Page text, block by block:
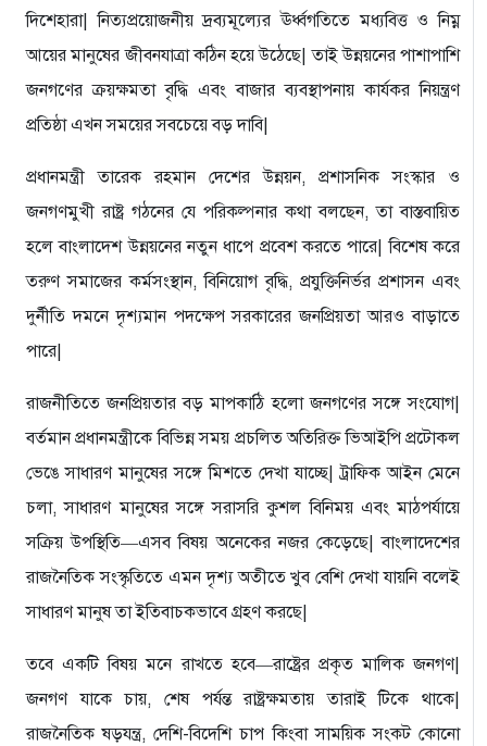
দিশেহারা| নিত্যপ্রয়োজনীয় দ্রব্যমূল্যের ঊর্ধ্বগতিতে মধ্যবিত্ত ও নিম্ন
আয়ের মানুষের জীবনযাত্রা কঠিন হয়ে উঠেছে| তাই উন্নয়নের পাশাপাশি
জনগণের ক্রয়ক্ষমতা বৃদ্ধি এবং বাজার ব্যবস্থাপনায় কার্যকর নিয়ন্ত্রণ
প্রতিষ্ঠা এখন সময়ের সবচেয়ে বড় দাবি|
প্রধানমন্ত্রী তারেক রহমান দেশের উন্নয়ন, প্রশাসনিক সংস্কার ও
জনগণমুখী রাষ্ট্র গঠনের যে পরিকল্পনার কথা বলছেন, তা বাস্তবায়িত
হলে বাংলাদেশ উন্নয়নের নতুন ধাপে প্রবেশ করতে পারে| বিশেষ করে
তরুণ সমাজের কর্মসংস্থান, বিনিয়োগ বৃদ্ধি, প্রযুক্তিনির্ভর প্রশাসন এবং
দুর্নীতি দমনে দৃশ্যমান পদক্ষেপ সরকারের জনপ্রিয়তা আরও বাড়াতে
পারে|
রাজনীতিতে জনপ্রিয়তার বড় মাপকাঠি হলো জনগণের সঙ্গে সংযোগ|
বর্তমান প্রধানমন্ত্রীকে বিভিন্ন সময় প্রচলিত অতিরিক্ত ভিআইপি প্রটোকল
ভেঙে সাধারণ মানুষের সঙ্গে মিশতে দেখা যাচ্ছে| ট্রাফিক আইন মেনে
চলা, সাধারণ মানুষের সঙ্গে সরাসরি কুশল বিনিময় এবং মাঠপর্যায়ে
সক্রিয় উপস্থিতি—এসব বিষয় অনেকের নজর কেড়েছে| বাংলাদেশের
রাজনৈতিক সংস্কৃতিতে এমন দৃশ্য অতীতে খুব বেশি দেখা যায়নি বলেই
সাধারণ মানুষ তা ইতিবাচকভাবে গ্রহণ করছে|
তবে একটি বিষয় মনে রাখতে হবে—রাষ্ট্রের প্রকৃত মালিক জনগণ|
জনগণ যাকে চায়, শেষ পর্যন্ত রাষ্ট্রক্ষমতায় তারাই টিকে থাকে|
রাজনৈতিক ষড়যন্ত্র, দেশি-বিদেশি চাপ কিংবা সাময়িক সংকট কোনো